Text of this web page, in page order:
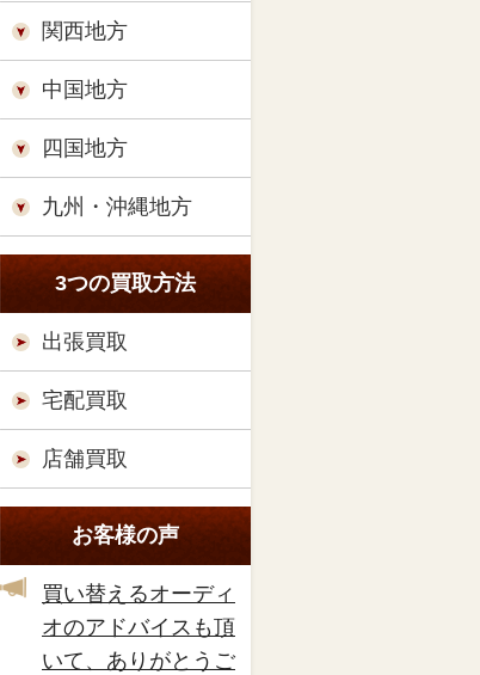
関西地方
中国地方
四国地方
九州・沖縄地方
3つの買取方法
出張買取
宅配買取
店舗買取
お客様の声
買い替えるオーディ
オのアドバイスも頂
いて、ありがとうご